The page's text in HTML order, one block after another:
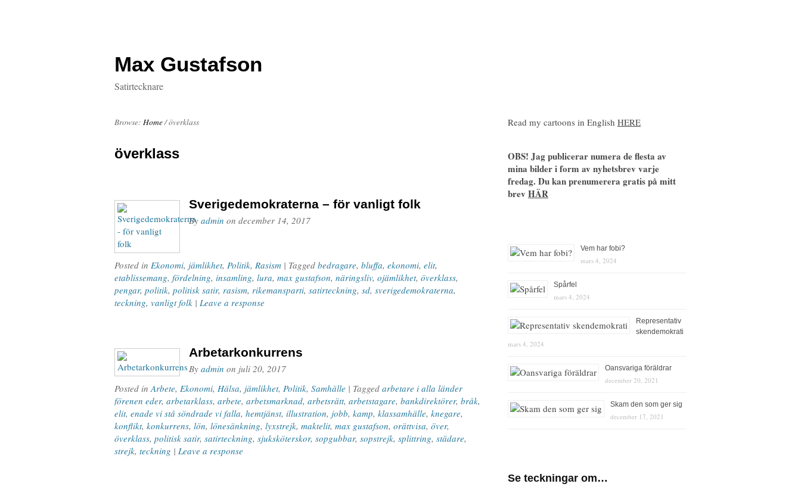
Max Gustafson
Satirtecknare
Browse: Home/överklass
överklass
Sverigedemokraterna – för vanligt folk
By admin on december 14, 2017
Posted in Ekonomi, jämlikhet, Politik, Rasism | Tagged bedragare, bluffa, ekonomi, elit,
etablissemang, fördelning, insamling, lura, max gustafson, näringsliv, ojämlikhet, överklass,
pengar, politik, politisk satir, rasism, rikemansparti, satirteckning, sd, sverigedemokraterna,
teckning, vanligt folk | Leave a response
Arbetarkonkurrens
By admin on juli 20, 2017
Posted inArbete, Ekonomi, Hälsa, jämlikhet, Politik, Samhälle | Tagged arbetare i alla länder
förenen eder, arbetarklass, arbete, arbetsmarknad, arbetsrätt, arbetstagare, bankdirektörer, bråk,
elit, enade vi stå söndrade vi falla, hemtjänst, illustration, jobb, kamp, klassamhälle, knegare,
konflikt, konkurrens, lön, lönesänkning, lyxstrejk, maktelit, max gustafson, orättvisa, över,
överklass, politisk satir, satirteckning, sjuksköterskor, sopgubbar, sopstrejk, splittring, städare,
strejk, teckning | Leave a response
Read my cartoons in English HERE
OBS! Jag publicerar numera de flesta av
mina bilder i form av nyhetsbrev varje
fredag. Du kan prenumerera gratis på mitt
brev HÄR
Vem har fobi?
mars 4, 2024
Spårfel
mars 4, 2024
Representativ
skendemokrati
mars 4, 2024
Oansvariga föräldrar
december 20, 2021
Skam den som ger sig
december 17, 2021
Se teckningar om…